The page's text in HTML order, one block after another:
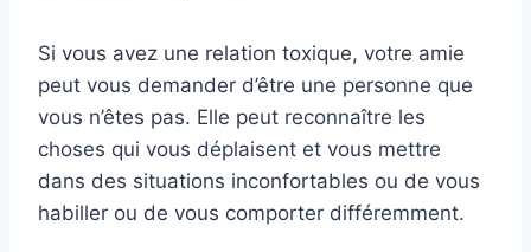
Si vous avez une relation toxique, votre amie
peut vous demander d’être une personne que
vous n’êtes pas. Elle peut reconnaître les
choses qui vous déplaisent et vous mettre
dans des situations inconfortables ou de vous
habiller ou de vous comporter différemment.